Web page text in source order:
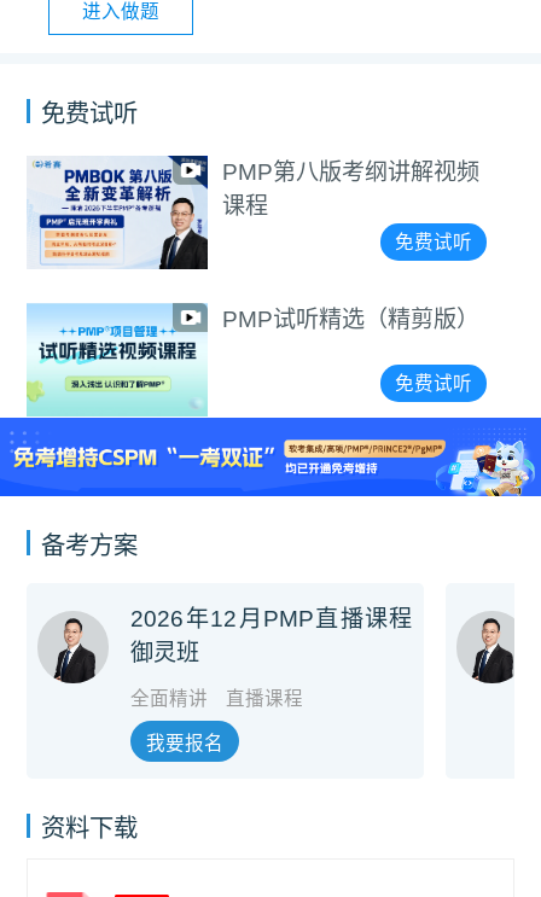
进入做题
免费试听
PMP第八版考纲讲解视频
课程
免费试听
PMP试听精选（精剪版）
免费试听
备考方案
2026年12月PMP直播课程
御灵班
全面精讲 直播课程
我要报名
资料下载